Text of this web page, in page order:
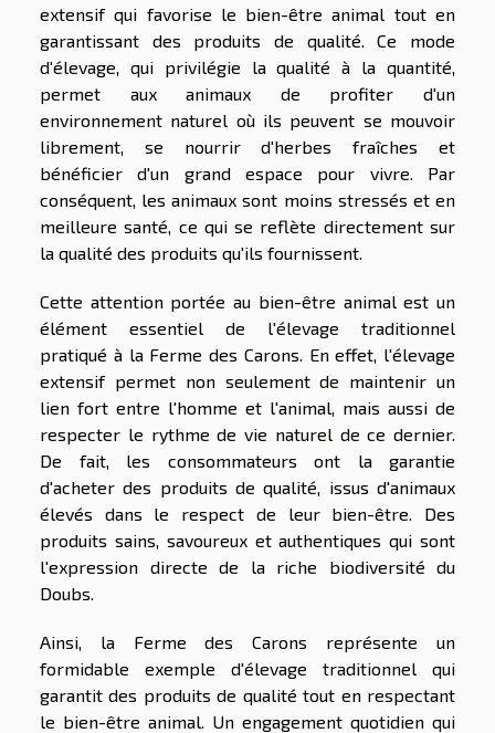
extensif qui favorise le bien-être animal tout en
garantissant des produits de qualité. Ce mode
d'élevage, qui privilégie la qualité à la quantité,
permet aux animaux de profiter d'un
environnement naturel où ils peuvent se mouvoir
librement, se nourrir d'herbes fraîches et
bénéficier d'un grand espace pour vivre. Par
conséquent, les animaux sont moins stressés et en
meilleure santé, ce qui se reflète directement sur
la qualité des produits qu'ils fournissent.
Cette attention portée au bien-être animal est un
élément essentiel de l'élevage traditionnel
pratiqué à la Ferme des Carons. En effet, l'élevage
extensif permet non seulement de maintenir un
lien fort entre l'homme et l'animal, mais aussi de
respecter le rythme de vie naturel de ce dernier.
De fait, les consommateurs ont la garantie
d'acheter des produits de qualité, issus d'animaux
élevés dans le respect de leur bien-être. Des
produits sains, savoureux et authentiques qui sont
l'expression directe de la riche biodiversité du
Doubs.
Ainsi, la Ferme des Carons représente un
formidable exemple d'élevage traditionnel qui
garantit des produits de qualité tout en respectant
le bien-être animal. Un engagement quotidien qui